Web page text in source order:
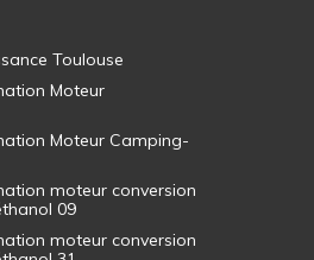
Toulouse
Moteur
Moteur Camping-
moteur conversion
09
moteur conversion